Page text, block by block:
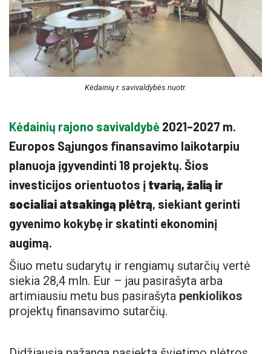
Kėdainių r. savivaldybės nuotr.
Kėdainių rajono savivaldybė 2021–2027 m.
Europos Sąjungos finansavimo laikotarpiu
planuoja įgyvendinti 18 projektų. Šios
investicijos orientuotos į tvarią, žalią ir
socialiai atsakingą plėtrą, siekiant gerinti
gyvenimo kokybę ir skatinti ekonominį
augimą.
Šiuo metu sudarytų ir rengiamų sutarčių vertė
siekia 28,4 mln. Eur – jau pasirašyta arba
artimiausiu metu bus pasirašyta penkiolikos
projektų finansavimo sutarčių.